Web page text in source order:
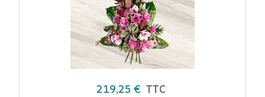
219,25 € TTC